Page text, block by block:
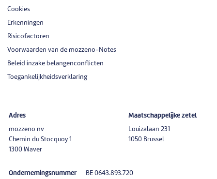
Cookies
Erkenningen
Risicofactoren
Voorwaarden van de mozzeno-Notes
Beleid inzake belangenconflicten
Toegankelijkheidsverklaring
Adres
mozzeno nv
Chemin du Stocquoy 1
1300 Waver
Maatschappelijke zetel
Louizalaan 231
1050 Brussel
Ondernemingsnummer BE 0643.893.720